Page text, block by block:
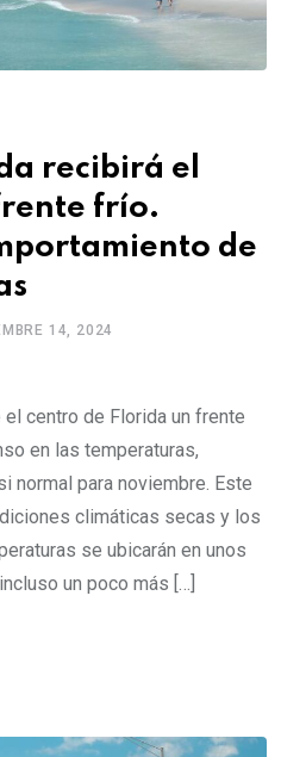
recibirá el
frío.
de
14, 2024
centro de Florida un frente
en las temperaturas,
normal para noviembre. Este
climáticas secas y los
se ubicarán en unos
un poco más […]